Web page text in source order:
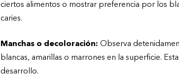
ciertos alimentos o mostrar preferencia por los
caries.
Manchas o decoloración: Observa
blancas, amarillas o marrones en la superficie.
desarrollo.